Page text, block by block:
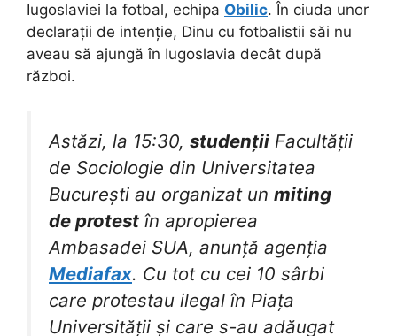
Iugoslaviei la fotbal, echipa Obilic. În ciuda unor
declarații de intenție, Dinu cu fotbalistii săi nu
aveau să ajungă în Iugoslavia decât după
război.
Astăzi, la 15:30, studenții Facultății
de Sociologie din Universitatea
București au organizat un miting
de protest în apropierea
Ambasadei SUA, anunță agenția
Mediafax. Cu tot cu cei 10 sârbi
care protestau ilegal în Piața
Universității și care s-au adăugat